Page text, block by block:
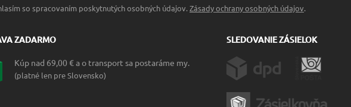
so spracovaním poskytnutých osobných údajov.Zásady ochrany osobných údajov.
ZADARMO
Kúp nad 69,00 € a o transport sa postaráme my.
(platné len pre Slovensko)
SLEDOVANIE ZÁSIELOK